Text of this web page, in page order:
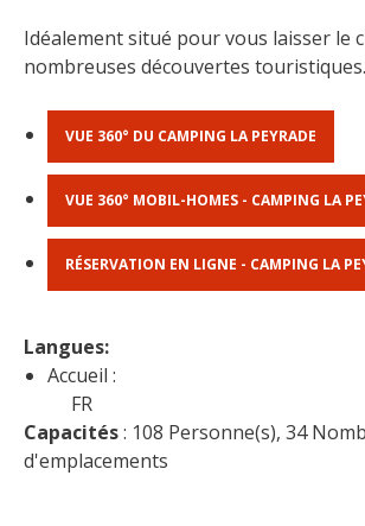
Idéalement situé pour vous laisser le
nombreuses découvertes touristiques.
VUE 360° DU CAMPING LA PEYRADE
VUE 360° MOBIL-HOMES - CAMPING LA
RÉSERVATION EN LIGNE - CAMPING LA
Langues:
Accueil :
FR
Capacités : 108 Personne(s), 34
d'emplacements